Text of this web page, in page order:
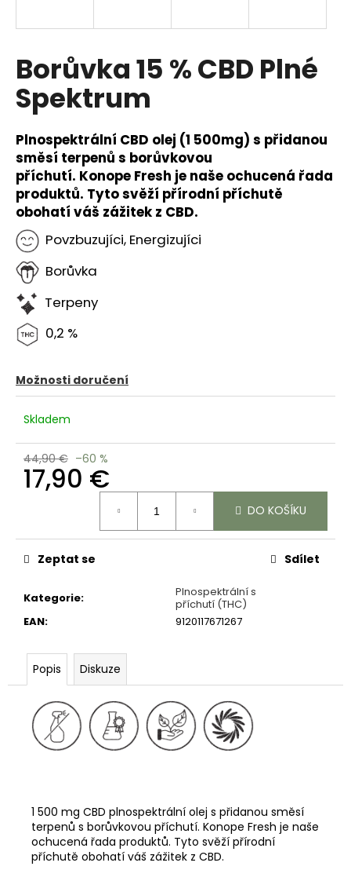
Borůvka 15 % CBD Plné
Spektrum
Plnospektrální CBD olej (1 500mg) s přidanou
směsí terpenů s borůvkovou
příchutí. Konope Fresh je naše ochucená řada
produktů. Tyto svěží přírodní příchutě
obohatí váš zážitek z CBD.
Povzbuzujíci, Energizujíci
Borůvka
Terpeny
0,2 %
Možnosti doručení
Skladem
44,90 € –60 %
17,90 €
DO KOŠÍKU
Kategorie:
Plnospektrální s
příchutí (THC)
EAN: 9120117671267
Zeptat se Sdílet
Popis Diskuze
1 500 mg CBD plnospektrální olej s přidanou směsí
terpenů s borůvkovou příchutí. Konope Fresh je naše
ochucená řada produktů. Tyto svěží přírodní
příchutě obohatí váš zážitek z CBD.
í
t
?
HLEDAT
D
o
p
o
r
u
u
j
m
e